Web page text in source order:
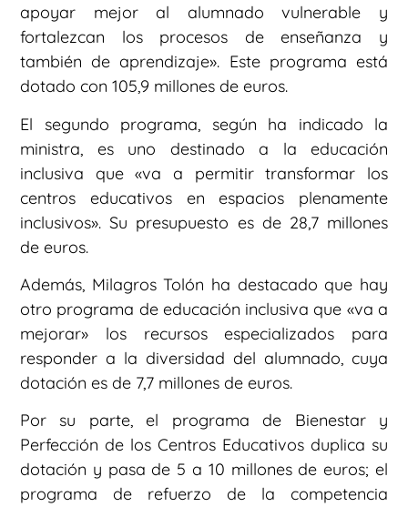
apoyar mejor al alumnado vulnerable y
fortalezcan los procesos de enseñanza y
también de aprendizaje». Este programa está
dotado con 105,9 millones de euros.
El segundo programa, según ha indicado la
ministra, es uno destinado a la educación
inclusiva que «va a permitir transformar los
centros educativos en espacios plenamente
inclusivos». Su presupuesto es de 28,7 millones
de euros.
Además, Milagros Tolón ha destacado que hay
otro programa de educación inclusiva que «va a
mejorar» los recursos especializados para
responder a la diversidad del alumnado, cuya
dotación es de 7,7 millones de euros.
Por su parte, el programa de Bienestar y
Perfección de los Centros Educativos duplica su
dotación y pasa de 5 a 10 millones de euros; el
programa de refuerzo de la competencia